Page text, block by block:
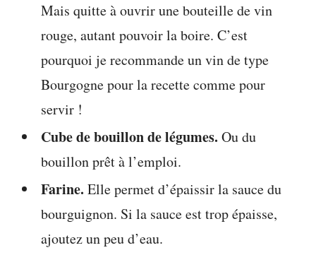
Mais quitte à ouvrir une bouteille de vin
rouge, autant pouvoir la boire. C’est
pourquoi je recommande un vin de type
Bourgogne pour la recette comme pour
servir !
Cube de bouillon de légumes. Ou du
bouillon prêt à l’emploi.
Farine. Elle permet d’épaissir la sauce du
bourguignon. Si la sauce est trop épaisse,
ajoutez un peu d’eau.